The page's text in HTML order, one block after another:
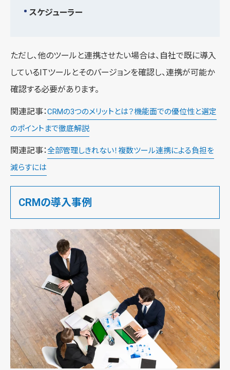
スケジューラー
ただし、他のツールと連携させたい場合は、自社で既に導入
しているITツールとそのバージョンを確認し、連携が可能か
確認する必要があります。
関連記事：CRMの3つのメリットとは？機能面での優位性と選定
のポイントまで徹底解説
関連記事：全部管理しきれない！複数ツール連携による負担を
減らすには
CRMの導入事例